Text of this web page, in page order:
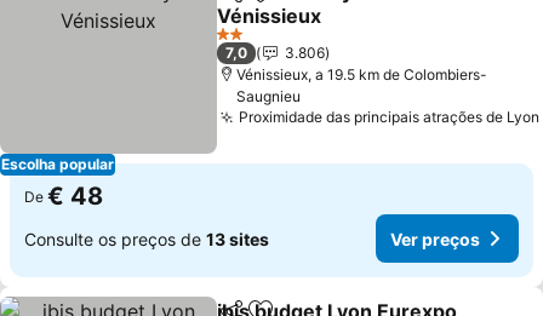
Escolha popular
Vénissieux
2 Estrelas
7,0
3.806
Vénissieux, a 19.5 km de Colombiers-
Saugnieu
Proximidade das principais atrações de Lyon
De € 48
Consulte os preços de 13 sites Ver preços
ibis budget Lyon Eurexpo